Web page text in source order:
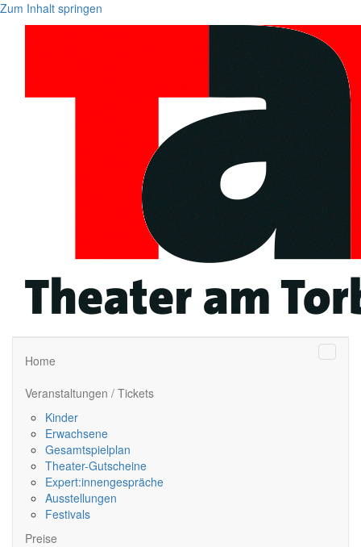
Zum Inhalt springen
Home
Veranstaltungen / Tickets
Kinder
Erwachsene
Gesamtspielplan
Theater-Gutscheine
Expert:innengespräche
Ausstellungen
Festivals
Preise